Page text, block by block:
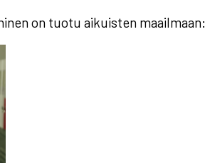
on tuotu aikuisten maailmaan: